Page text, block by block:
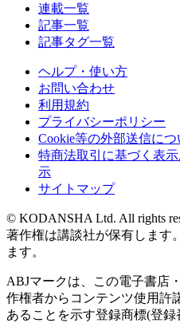
連載一覧
記事一覧
記事タグ一覧
ヘルプ・使い方
お問い合わせ
利用規約
プライバシーポリシー
Cookie等の外部送信につ
特商法取引に基づく表
示
サイトマップ
© KODANSHA Ltd. All rights
著作権は講談社が保有します
ます。
ABJマークは、この電子書店
作権者からコンテンツ使用許
あることを示す登録商標(登録